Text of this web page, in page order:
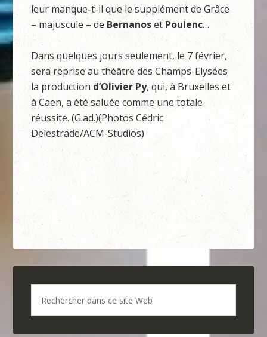
leur manque-t-il que le supplément de Grâce
– majuscule – de Bernanoset Poulenc…
Dans quelques jours seulement, le 7 février,
sera reprise au théâtre des Champs-Elysées
la production d’Olivier Py, qui, à Bruxelles et
à Caen, a été saluée comme une totale
réussite. (G.ad.)(Photos Cédric
Delestrade/ACM-Studios)